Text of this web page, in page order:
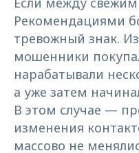
Рекомендациями
тревожный знак.
мошенники
нарабатывали
а уже затем
В этом случае —
изменения
массово не